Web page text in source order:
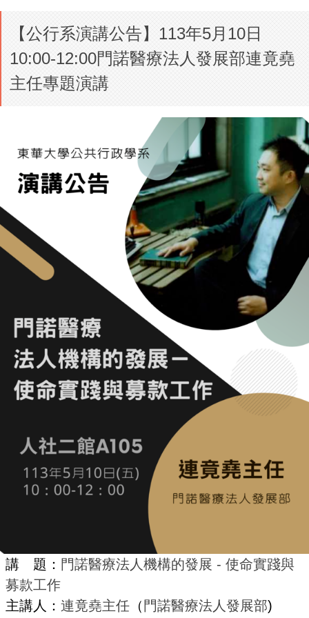
【公行系演講公告】113年5月10日
10:00-12:00門諾醫療法人發展部連竟堯
主任專題演講
講 題： 門諾醫療法人機構的發展 - 使命實踐與
募款工作
主講人： 連竟堯主任 （ 門諾醫療法人發展部)